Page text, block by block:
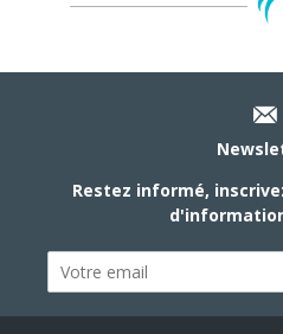
Restez informé,